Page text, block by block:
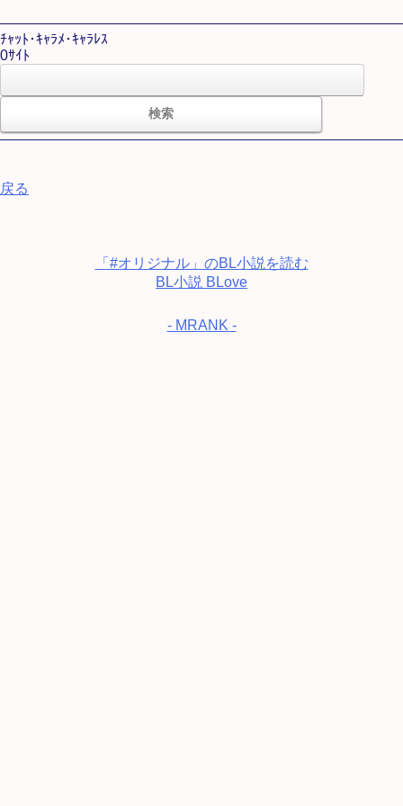
ﾁｬｯﾄ･ｷｬﾗﾒ･ｷｬﾗﾚｽ
0ｻｲﾄ
戻る
「#オリジナル」のBL小説を読む
BL小説 BLove
- MRANK -